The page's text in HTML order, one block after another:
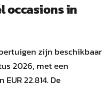
occasions in
zijn beschikbaar
2026, met een
22.814. De